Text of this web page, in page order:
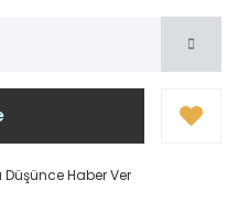
Düşünce Haber Ver